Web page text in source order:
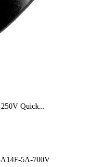
Quick...